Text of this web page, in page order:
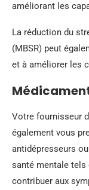
améliorant les
La réduction du
(MBSR) peut
et à améliorer les
Votre fournisseur
également vous
antidépresseurs
santé mentale tels
contribuer aux